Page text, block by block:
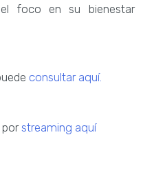
foco en su bienestar
consultar aquí.
porstreaming aquí